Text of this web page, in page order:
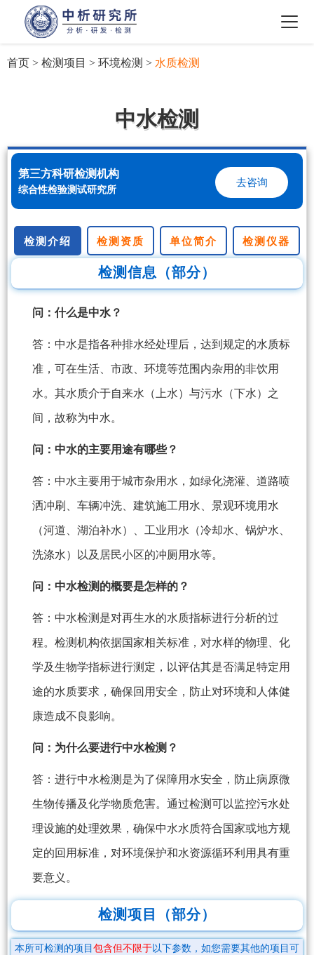
首页 > 检测项目 > 环境检测 > 水质检测
中水检测
第三方科研检测机构
综合性检验测试研究所
去咨询
检测介绍 检测资质 单位简介 检测仪器
检测信息（部分）
问：什么是中水？
答：中水是指各种排水经处理后，达到规定的水质标
准，可在生活、市政、环境等范围内杂用的非饮用
水。其水质介于自来水（上水）与污水（下水）之
间，故称为中水。
问：中水的主要用途有哪些？
答：中水主要用于城市杂用水，如绿化浇灌、道路喷
洒冲刷、车辆冲洗、建筑施工用水、景观环境用水
（河道、湖泊补水）、工业用水（冷却水、锅炉水、
洗涤水）以及居民小区的冲厕用水等。
问：中水检测的概要是怎样的？
答：中水检测是对再生水的水质指标进行分析的过
程。检测机构依据国家相关标准，对水样的物理、化
学及生物学指标进行测定，以评估其是否满足特定用
途的水质要求，确保回用安全，防止对环境和人体健
康造成不良影响。
问：为什么要进行中水检测？
答：进行中水检测是为了保障用水安全，防止病原微
生物传播及化学物质危害。通过检测可以监控污水处
理设施的处理效果，确保中水水质符合国家或地方规
定的回用标准，对环境保护和水资源循环利用具有重
要意义。
检测项目（部分）
本所可检测的项目 包含但不限于以下参数，如您需要其他的项目可